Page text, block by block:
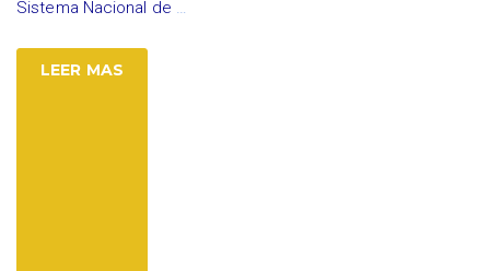
Sistema Nacional de …
LEER MAS